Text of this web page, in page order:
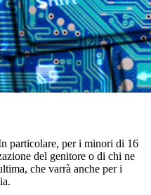
particolare, per i minori di 16
del genitore o di chi ne
che varrà anche per i